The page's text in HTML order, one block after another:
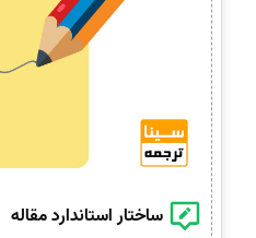
ساختار استاندارد مقاله